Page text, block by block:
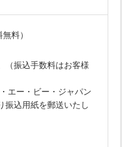
料）
振込手数料はお客様
ー・ビー・ジャパン
込用紙を郵送いたし